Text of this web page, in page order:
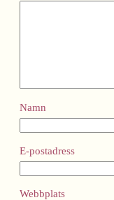
Namn
E-postadress
Webbplats